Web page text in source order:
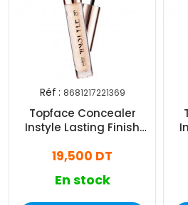
Réf : 8681217221369
Topface Concealer
Instyle Lasting Finish
19,500 DT
En stock